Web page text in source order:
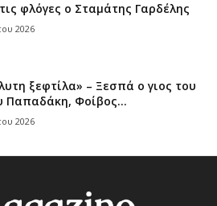
φλόγες ο Σταμάτης Γαρδέλης
2026
ξεφτίλα» – Ξεσπά ο γιος του
Παπαδάκη, Φοίβος...
2026